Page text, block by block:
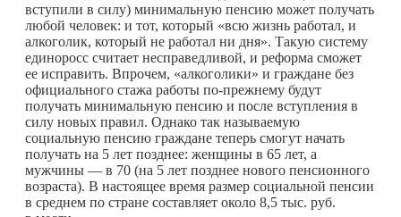
вступили в силу) минимальную пенсию может получать
любой человек: и тот, который «всю жизнь работал, и
алкоголик, который не работал ни дня». Такую систему
единоросс считает несправедливой, и реформа сможет
ее исправить. Впрочем, «алкоголики» и граждане без
официального стажа работы по-прежнему будут
получать минимальную пенсию и после вступления в
силу новых правил. Однако так называемую
социальную пенсию граждане теперь смогут начать
получать на 5 лет позднее: женщины в 65 лет, а
мужчины — в 70 (на 5 лет позднее нового пенсионного
возраста). В настоящее время размер социальной пенсии
в среднем по стране составляет около 8,5 тыс. руб.